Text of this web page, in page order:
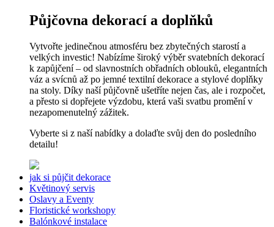
Půjčovna dekorací a doplňků
Vytvořte jedinečnou atmosféru bez zbytečných starostí a
velkých investic! Nabízíme široký výběr svatebních dekorací
k zapůjčení – od slavnostních obřadních oblouků, elegantních
váz a svícnů až po jemné textilní dekorace a stylové doplňky
na stoly. Díky naší půjčovně ušetříte nejen čas, ale i rozpočet,
a přesto si dopřejete výzdobu, která vaši svatbu promění v
nezapomenutelný zážitek.
Vyberte si z naší nabídky a dolaďte svůj den do posledního
detailu!
jak si půjčit dekorace
Květinový servis
Oslavy a Eventy
Floristické workshopy
Balónkové instalace